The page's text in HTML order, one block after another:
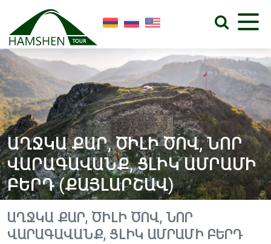
ԱՂՋԿԱ ՔԱՐ, ԾԻԼԻ ԾՈՎ, ՆՈՐ
ՎԱՐԱԳԱՎԱՆՔ, ՑԼԻԿ ԱՄՐԱՄԻ
ԲԵՐԴ (ՔԱՅԼԱՐՇԱՎ)
ԱՂՋԿԱ ՔԱՐ, ԾԻԼԻ ԾՈՎ, ՆՈՐ
ՎԱՐԱԳԱՎԱՆՔ, ՑԼԻԿ ԱՄՐԱՄԻ ԲԵՐԴ